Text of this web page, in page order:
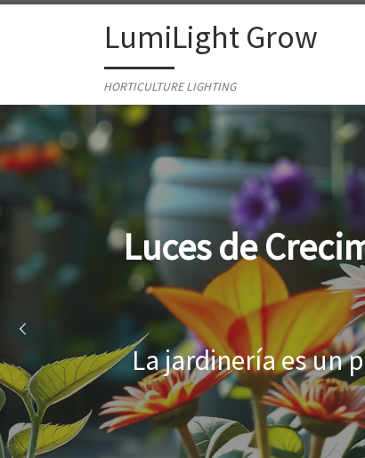
Skip to contentLumiLight Grow
HORTICULTURE LIGHTING
Lámparas
Al cultivar plantas